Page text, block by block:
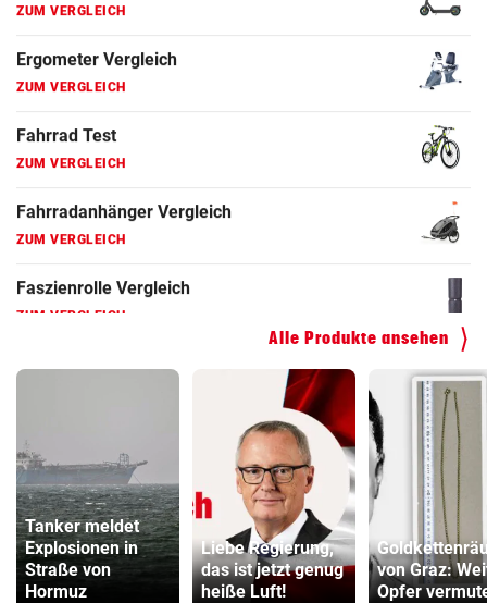
ZUM VERGLEICH
ZUM VERGLEICH
ZUM VERGLEICH
ZUM VERGLEICH
Alle Produkte ansehen
Tanker meldet
Explosionen in
Straße von
Hormuz
Liebe Regierung,
das ist jetzt genug
heiße Luft!
von Graz:
Opfer